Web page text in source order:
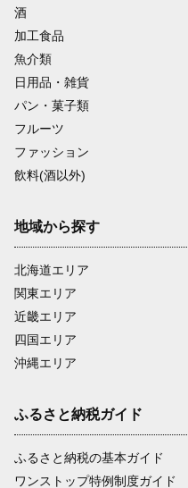
酒
加工食品
魚介類
日用品・雑貨
パン・菓子類
フルーツ
ファッション
飲料(酒以外)
地域から探す
北海道エリア
関東エリア
近畿エリア
四国エリア
沖縄エリア
ふるさと納税ガイド
ふるさと納税の基本ガイド
ワンストップ特例制度ガイド